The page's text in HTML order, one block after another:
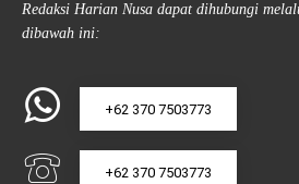
Redaksi Harian Nusa dapat dihubungi
dibawah ini:
+62 370 7503773
+62 370 7503773